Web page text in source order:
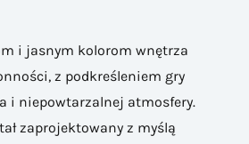
i jasnym kolorom wnętrza
z podkreśleniem gry
i niepowtarzalnej atmosfery.
zaprojektowany z myślą